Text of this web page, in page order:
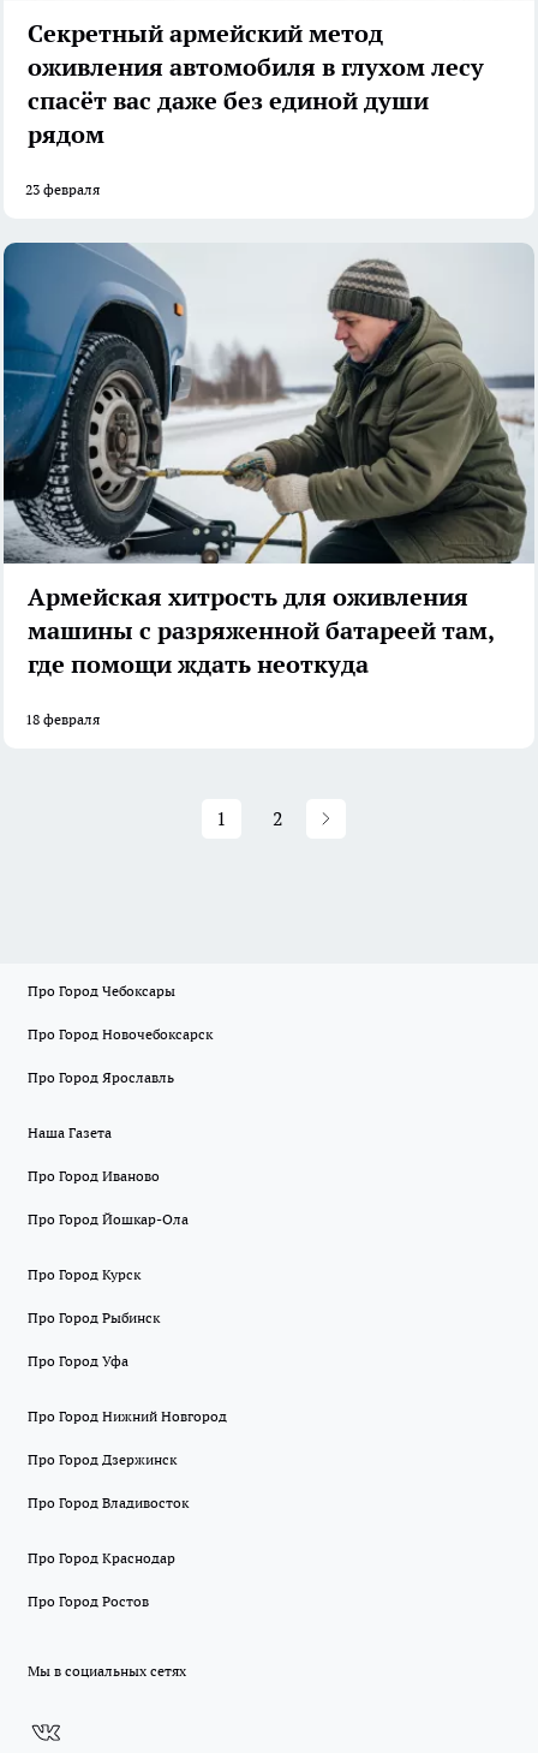
Секретный армейский метод
оживления автомобиля в глухом лесу
спасёт вас даже без единой души
рядом
23 февраля
Армейская хитрость для оживления
машины с разряженной батареей там,
где помощи ждать неоткуда
18 февраля
1 2
Про Город Чебоксары
Про Город Новочебоксарск
Про Город Ярославль
Наша Газета
Про Город Иваново
Про Город Йошкар-Ола
Про Город Курск
Про Город Рыбинск
Про Город Уфа
Про Город Нижний Новгород
Про Город Дзержинск
Про Город Владивосток
Про Город Краснодар
Про Город Ростов
Мы в социальных сетях